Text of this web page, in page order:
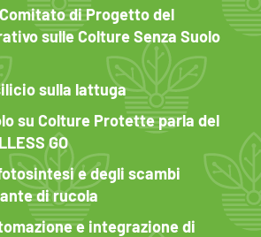
di Progetto del
sulle Colture Senza Suolo
sulla lattuga
su Colture Protette parla del
GO
e degli scambi
di rucola
e integrazione di